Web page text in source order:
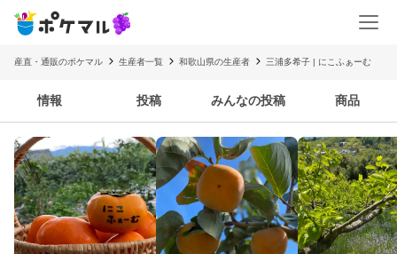
産直・通販のポケマル 生産者一覧 和歌山県の生産者 三浦多希子 | にこふぁーむ
情報 投稿 みんなの投稿 商品